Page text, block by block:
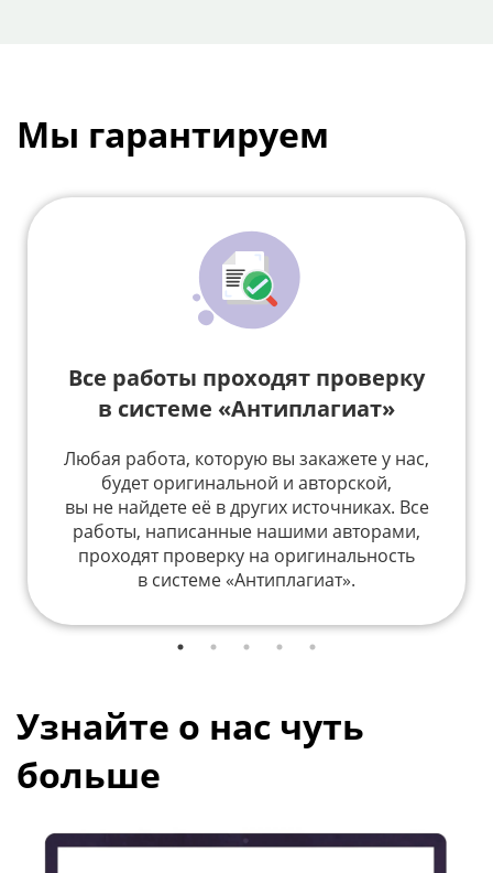
Мы гарантируем
Все работы проходят проверку
в системе «Антиплагиат»
Любая работа, которую вы закажете у нас,
будет оригинальной и авторской,
вы не найдете её в других источниках. Все
работы, написанные нашими авторами,
проходят проверку на оригинальность
в системе «Антиплагиат».
Узнайте о нас чуть
больше